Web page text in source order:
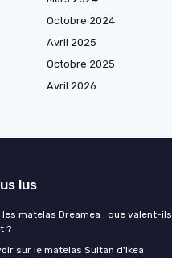
Octobre 2024
Avril 2025
Octobre 2025
Avril 2026
lus
matelas Dreamea : que valent-ils
?
sur le matelas Sultan d'Ikea